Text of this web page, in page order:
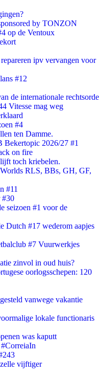
by TONZON
op de Ventoux
ipv vervangen voor
#12
de internationale rechtsorde
Vitesse mag weg
#4
ten Damme.
2026/27 #1
on fire
toch kriebelen.
RLS, BBs, GH, GF,
#11
#30
seizoen #1 voor de
Dutch #17 wederom aapjes
#7 Vuurwerkjes
zinvol in oud huis?
oorlogsschepen: 120
vanwege vakantie
lokale functionaris
was kaputt
vijftiger